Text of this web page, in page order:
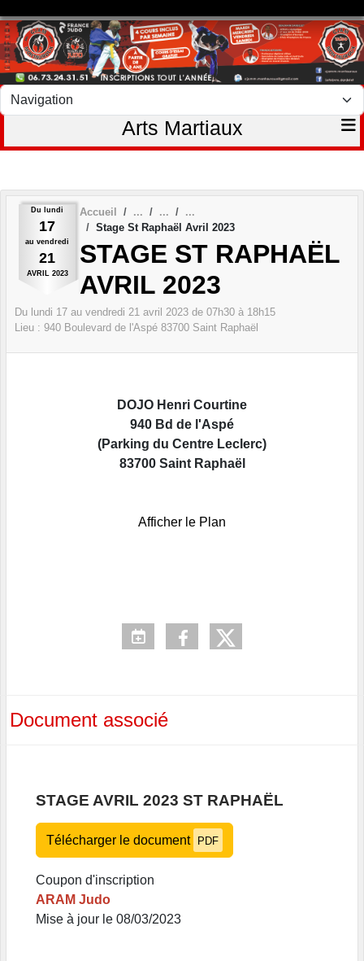
Arts Martiaux
Du lundi
17
au vendredi
21
AVRIL 2023
Accueil
Stage St Raphaël Avril 2023
STAGE ST RAPHAËL
AVRIL 2023
Du lundi 17 au vendredi 21 avril 2023 de 07h30 à 18h15
Lieu : 940 Boulevard de l'Aspé 83700 Saint Raphaël
DOJO Henri Courtine
940 Bd de l'Aspé
(Parking du Centre Leclerc)
83700 Saint Raphaël
Afficher le Plan
Document associé
STAGE AVRIL 2023 ST RAPHAËL
Télécharger le document PDF
Coupon d'inscription
ARAM Judo
Mise à jour le 08/03/2023